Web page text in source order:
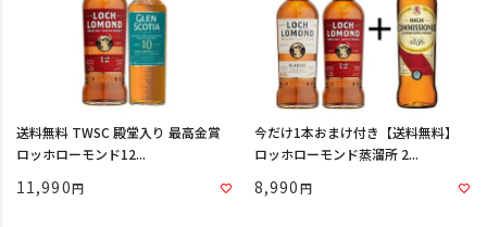
送料無料 TWSC 殿堂入り 最高金賞
ロッホローモンド12...
11,990
今だけ1本おまけ付き【送料無料】
ロッホローモンド蒸溜所 2...
8,990